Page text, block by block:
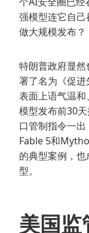
强模型连它自
做大规模发布？
特朗普政府显
署了名为《促进
表面上语气温
模型发布前30
口管制指令一
Fable 5和
的典型案例，
型。
美国